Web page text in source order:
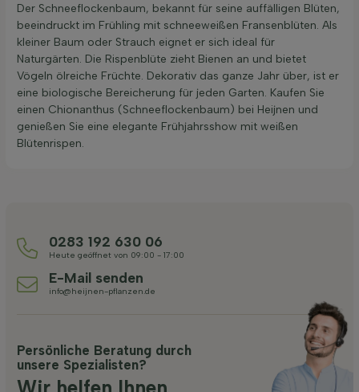
Der Schneeflockenbaum, bekannt für seine auffälligen Blüten,
beeindruckt im Frühling mit schneeweißen Fransenblüten. Als
kleiner Baum oder Strauch eignet er sich ideal für
Naturgärten. Die Rispenblüte zieht Bienen an und bietet
Vögeln ölreiche Früchte. Dekorativ das ganze Jahr über, ist er
eine biologische Bereicherung für jeden Garten. Kaufen Sie
einen Chionanthus (Schneeflockenbaum) bei Heijnen und
genießen Sie eine elegante Frühjahrsshow mit weißen
Blütenrispen.
0283 192 630 06
Heute geöffnet von 09:00 - 17:00
E-Mail senden
info@heijnen-pflanzen.de
Persönliche Beratung durch
unsere Spezialisten?